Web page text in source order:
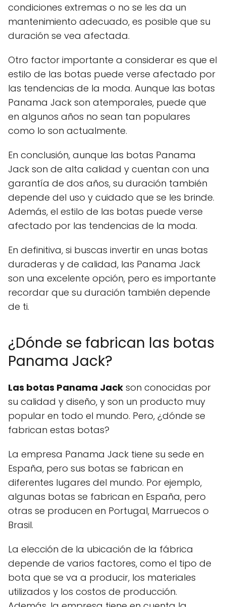
condiciones extremas o no se les da un
mantenimiento adecuado, es posible que su
duración se vea afectada.
Otro factor importante a considerar es que el
estilo de las botas puede verse afectado por
las tendencias de la moda. Aunque las botas
Panama Jack son atemporales, puede que
en algunos años no sean tan populares
como lo son actualmente.
En conclusión, aunque las botas Panama
Jack son de alta calidad y cuentan con una
garantía de dos años, su duración también
depende del uso y cuidado que se les brinde.
Además, el estilo de las botas puede verse
afectado por las tendencias de la moda.
En definitiva, si buscas invertir en unas botas
duraderas y de calidad, las Panama Jack
son una excelente opción, pero es importante
recordar que su duración también depende
de ti.
¿Dónde se fabrican las botas
Panama Jack?
Las botas Panama Jack son conocidas por
su calidad y diseño, y son un producto muy
popular en todo el mundo. Pero, ¿dónde se
fabrican estas botas?
La empresa Panama Jack tiene su sede en
España, pero sus botas se fabrican en
diferentes lugares del mundo. Por ejemplo,
algunas botas se fabrican en España, pero
otras se producen en Portugal, Marruecos o
Brasil.
La elección de la ubicación de la fábrica
depende de varios factores, como el tipo de
bota que se va a producir, los materiales
utilizados y los costos de producción.